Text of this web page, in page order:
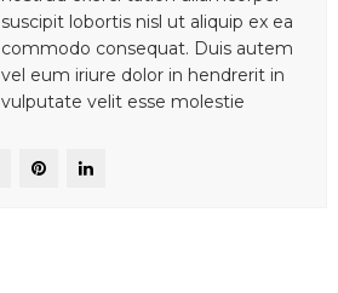
suscipit lobortis nisl ut aliquip ex ea
commodo consequat. Duis autem
vel eum iriure dolor in hendrerit in
vulputate velit esse molestie